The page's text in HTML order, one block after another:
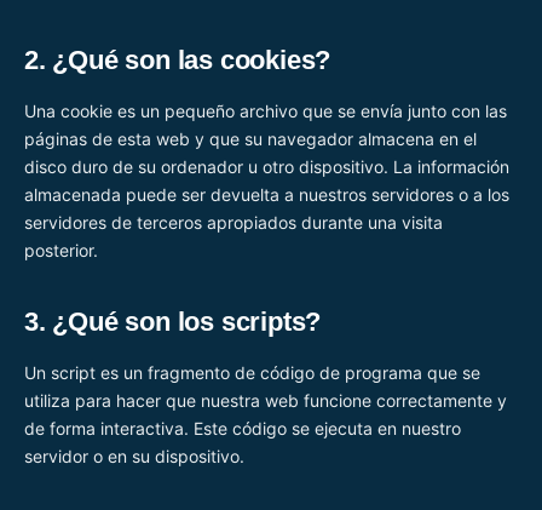
2. ¿Qué son las cookies?
Una cookie es un pequeño archivo que se envía junto con las
páginas de esta web y que su navegador almacena en el
disco duro de su ordenador u otro dispositivo. La información
almacenada puede ser devuelta a nuestros servidores o a los
servidores de terceros apropiados durante una visita
posterior.
3. ¿Qué son los scripts?
Un script es un fragmento de código de programa que se
utiliza para hacer que nuestra web funcione correctamente y
de forma interactiva. Este código se ejecuta en nuestro
servidor o en su dispositivo.